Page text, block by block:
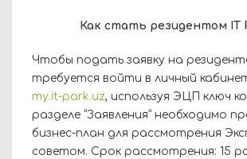
Как стать резидентом IT
Чтобы подать заявку на
требуется войти в личный
my.it-park.uz, используя ЭЦП ключ
разделе “Заявления” необходимо
бизнес-план для рассмотрения
советом. Срок рассмотрения: 15